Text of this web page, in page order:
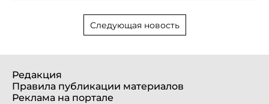
Следующая новость
Редакция
Правила публикации материалов
Реклама на портале